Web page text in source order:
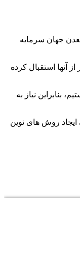
برآورد شده که در سال ۲۰۱۸ بالغ بر ۶۰۰ میلیارد دلار در بخش معدن جهان سرمایه
و شرکت های بزرگ نیز از آنها استقبال کرده
بنابراین نیاز به
ایجاد روش های نوین